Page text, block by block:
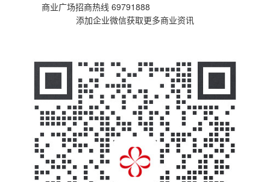
商业广场招商热线 69791888
添加企业微信获取更多商业资讯